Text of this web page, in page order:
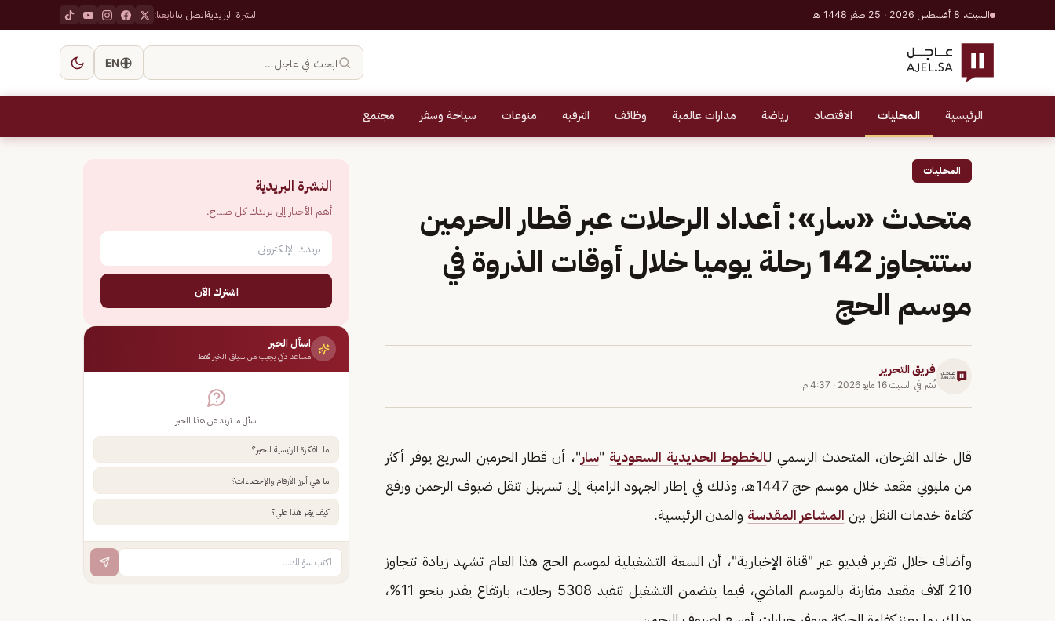
السبت، 8 أغسطس 2026 · 25 صفر 1448 هـ النشرة البريديةاتصل بناتابعنا:
ابحث في عاجل… EN
الرئيسية المحليات الاقتصاد رياضة مدارات عالمية وظائف الترفيه منوعات سياحة وسفر مجتمع
المحليات
متحدث «سار»: أعداد الرحلات عبر قطار الحرمين
ستتجاوز 142 رحلة يوميا خلال أوقات الذروة في
موسم الحج
فريق التحرير
نُشر في السبت 16 مايو 2026 · 4:37 م
قال خالد الفرحان، المتحدث الرسمي لـالخطوط الحديدية السعودية "سار"، أن قطار الحرمين السريع يوفر أكثر
من مليوني مقعد خلال موسم حج 1447هـ، وذلك في إطار الجهود الرامية إلى تسهيل تنقل ضيوف الرحمن ورفع
كفاءة خدمات النقل بين المشاعر المقدسة والمدن الرئيسية.
وأضاف خلال تقرير فيديو عبر "قناة الإخبارية"، أن السعة التشغيلية لموسم الحج هذا العام تشهد زيادة تتجاوز
210 آلاف مقعد مقارنة بالموسم الماضي، فيما يتضمن التشغيل تنفيذ 5308 رحلات، بارتفاع يقدر بنحو 11%،
النشرة البريدية
أهم الأخبار إلى بريدك كل صباح.
اشترك الآن
اسأل الخبر
مساعد ذكي يجيب من سياق الخبر فقط
اسأل ما تريد عن هذا الخبر
ما الفكرة الرئيسية للخبر؟
ما هي أبرز الأرقام والإحصاءات؟
كيف يؤثر هذا علي؟